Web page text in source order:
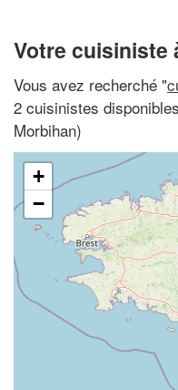
Votre cuisiniste
Vous avez recherché "
2 cuisinistes
Morbihan)
+
−